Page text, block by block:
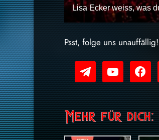
Lisa Ecker weiss, was
Psst, folge uns unauffällig!
telegramyoutube-
play
facebookx
Mehr für dich: